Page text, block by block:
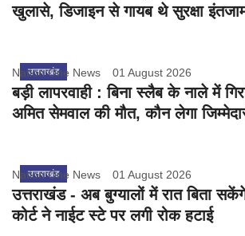
खुलासे, डिजाइन से गायब थे सुरक्षा
उत्तराखंड
Nation One News 01 August 2026
बड़ी लापरवाही : बिना स्लैब के नाले में
अमित सेमवाल की मौत, कौन लेगा
उत्तराखंड
Nation One News 01 August 2026
उत्तराखंड - अब बुग्यालों में रात बिता
कोर्ट ने नाईट स्टे पर लगी रोक हटाई